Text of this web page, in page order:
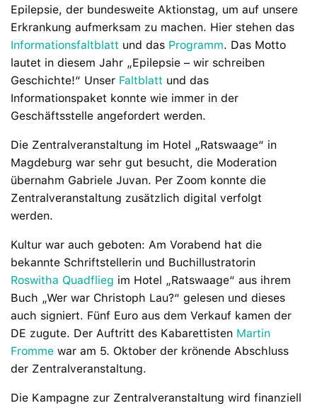
Epilepsie, der bundesweite Aktionstag, um auf unsere
Erkrankung aufmerksam zu machen. Hier stehen das
Informationsfaltblatt und das Programm. Das Motto
lautet in diesem Jahr „Epilepsie – wir schreiben
Geschichte!“ Unser Faltblatt und das
Informationspaket konnte wie immer in der
Geschäftsstelle angefordert werden.
Die Zentralveranstaltung im Hotel „Ratswaage“ in
Magdeburg war sehr gut besucht, die Moderation
übernahm Gabriele Juvan. Per Zoom konnte die
Zentralveranstaltung zusätzlich digital verfolgt
werden.
Kultur war auch geboten: Am Vorabend hat die
bekannte Schriftstellerin und Buchillustratorin
Roswitha Quadflieg im Hotel „Ratswaage“ aus ihrem
Buch „Wer war Christoph Lau?“ gelesen und dieses
auch signiert. Fünf Euro aus dem Verkauf kamen der
DE zugute. Der Auftritt des Kabarettisten Martin
Fromme war am 5. Oktober der krönende Abschluss
der Zentralveranstaltung.
Die Kampagne zur Zentralveranstaltung wird finanziell